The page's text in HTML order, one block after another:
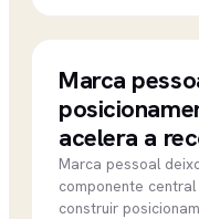
CBN CAMPINAS
Marca
acelera a
Marca pessoal
componente
construir